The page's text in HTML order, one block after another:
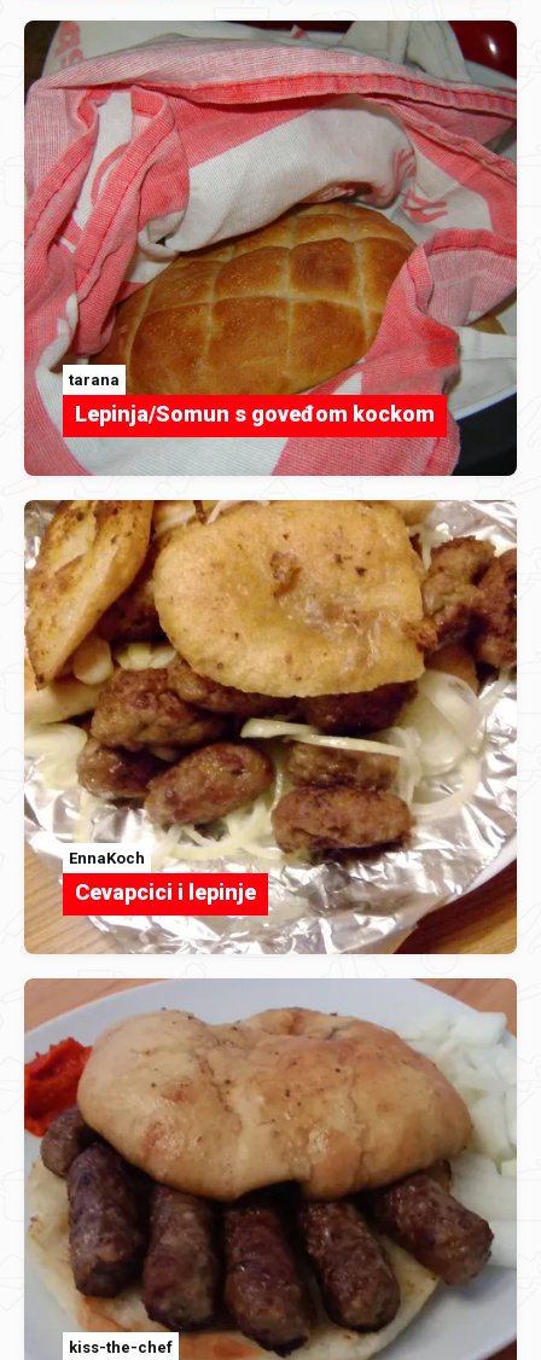
tarana
Lepinja/Somun s goveđom kockom
EnnaKoch
Cevapcici i lepinje
kiss-the-chef